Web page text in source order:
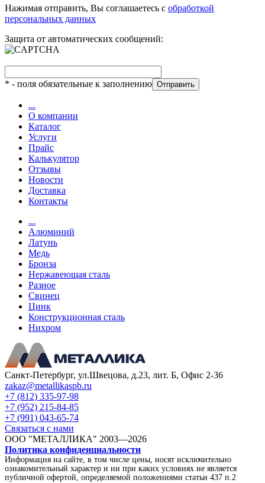
Нажимая отправить, Вы соглашаетесь с обработкой
персональных данных
Защита от автоматических сообщений:
* - поля обязательные к заполнению
...
О компании
Каталог
Услуги
Прайс
Калькулятор
Отзывы
Новости
Доставка
Контакты
...
Алюминий
Латунь
Медь
Бронза
Нержавеющая сталь
Разное
Свинец
Цинк
Конструкционная сталь
Нихром
Санкт-Петербург, ул.Швецова, д.23, лит. Б, Офис 2-36
zakaz@metallikaspb.ru
+7 (812) 335-97-98
+7 (952) 215-84-85
+7 (991) 043-65-74
Связаться с нами
ООО "МЕТАЛЛИКА" 2003—2026
Политика конфиденциальности
Информация на сайте, в том числе цены, носят исключительно
ознакомительный характер и ни при каких условиях не является
публичной офертой, определяемой положениями статьи 437 п.2